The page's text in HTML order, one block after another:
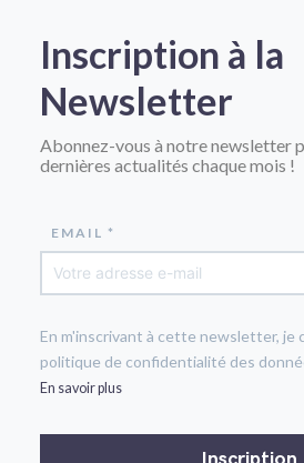
Inscription à la
Newsletter
Abonnez-vous à notre newsletter
dernières actualités chaque mois !
EMAIL *
En m'inscrivant à cette newsletter, je
politique de confidentialité des
En savoir plus